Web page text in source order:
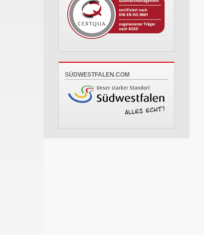
SÜDWESTFALEN.COM